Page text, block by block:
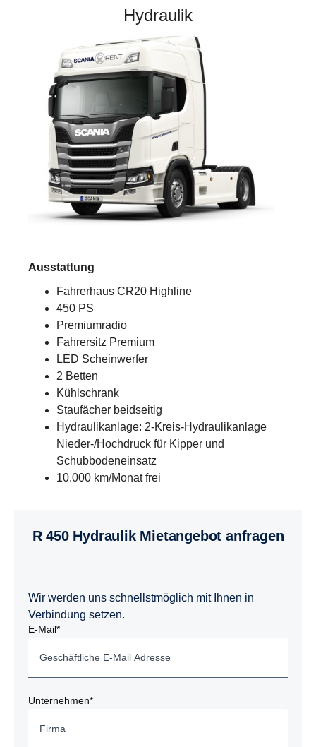
Hydraulik
Ausstattung
Fahrerhaus CR20 Highline
450 PS
Premiumradio
Fahrersitz Premium
LED Scheinwerfer
2 Betten
Kühlschrank
Staufächer beidseitig
Hydraulikanlage: 2-Kreis-Hydraulikanlage
Nieder-/Hochdruck für Kipper und
Schubbodeneinsatz
10.000 km/Monat frei
R 450 Hydraulik Mietangebot anfragen
Wir werden uns schnellstmöglich mit Ihnen in
Verbindung setzen.
E-Mail*
Unternehmen*